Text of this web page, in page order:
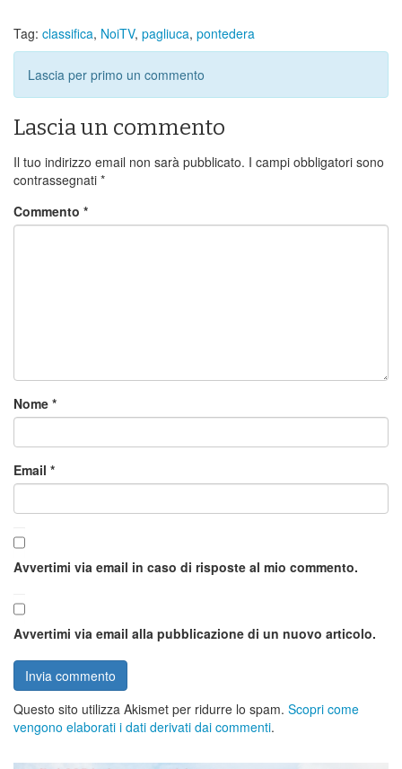
Tag: classifica, NoiTV, pagliuca, pontedera
Lascia per primo un commento
Lascia un commento
Il tuo indirizzo email non sarà pubblicato. I campi obbligatori sono
contrassegnati *
Commento *
Nome *
Email *
Avvertimi via email in caso di risposte al mio commento.
Avvertimi via email alla pubblicazione di un nuovo articolo.
Questo sito utilizza Akismet per ridurre lo spam. Scopri come
vengono elaborati i dati derivati dai commenti.